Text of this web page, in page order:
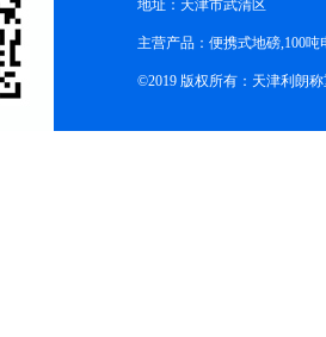
地址：天津市武清区
主营产品：便携式地磅,100
©2019 版权所有：天津利朗